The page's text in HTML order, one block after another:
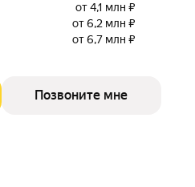
от 4,1 млн ₽
от 6,2 млн ₽
от 6,7 млн ₽
Позвоните мне